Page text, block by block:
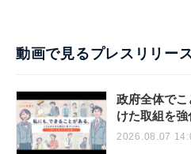
動画で見るプレスリリー
政府全体で
けた取組を
2026.08.07